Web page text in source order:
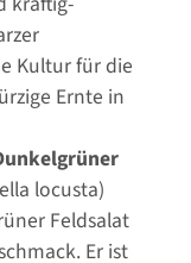
Kultur für die
Ernte in
locusta)
Feldsalat
Er ist